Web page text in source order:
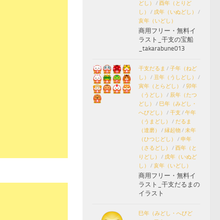
どし）
/ 酉年（とりど
し）
/ 戌年（いぬどし）
/
亥年（いどし）
商用フリー・無料イ
ラスト_干支の宝船
_takarabune013
干支だるま / 子年（ねど
し）
/ 丑年（うしどし）
/
寅年（とらどし）
/ 卯年
（うどし）
/ 辰年（たつ
どし）
/ 巳年（みどし・
へびどし）
/ 干支 / 午年
（うまどし）
/ だるま
（達磨）
/ 縁起物/ 未年
（ひつじどし）
/ 申年
（さるどし）
/ 酉年（と
りどし）
/ 戌年（いぬど
し）
/ 亥年（いどし）
商用フリー・無料イ
ラスト_干支だるまの
イラスト
巳年（みどし・へびど